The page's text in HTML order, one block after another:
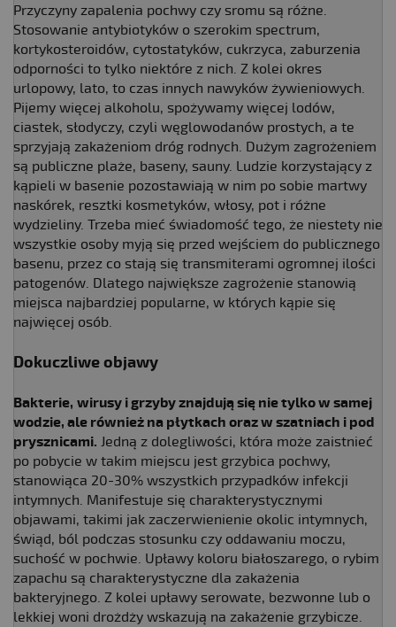
Przyczyny zapalenia pochwy czy sromu są różne.
Stosowanie antybiotyków o szerokim spectrum,
kortykosteroidów, cytostatyków, cukrzyca, zaburzenia
odporności to tylko niektóre z nich. Z kolei okres
urlopowy, lato, to czas innych nawyków żywieniowych.
Pijemy więcej alkoholu, spożywamy więcej lodów,
ciastek, słodyczy, czyli węglowodanów prostych, a te
sprzyjają zakażeniom dróg rodnych. Dużym zagrożeniem
są publiczne plaże, baseny, sauny. Ludzie korzystający z
kąpieli w basenie pozostawiają w nim po sobie martwy
naskórek, resztki kosmetyków, włosy, pot i różne
wydzieliny. Trzeba mieć świadomość tego, że niestety nie
wszystkie osoby myją się przed wejściem do publicznego
basenu, przez co stają się transmiterami ogromnej ilości
patogenów. Dlatego największe zagrożenie stanowią
miejsca najbardziej popularne, w których kąpie się
najwięcej osób.
Dokuczliwe objawy
Bakterie, wirusy i grzyby znajdują się nie tylko w samej
wodzie, ale również na płytkach oraz w szatniach i pod
prysznicami. Jedną z dolegliwości, która może zaistnieć
po pobycie w takim miejscu jest grzybica pochwy,
stanowiąca 20-30% wszystkich przypadków infekcji
intymnych. Manifestuje się charakterystycznymi
objawami, takimi jak zaczerwienienie okolic intymnych,
świąd, ból podczas stosunku czy oddawaniu moczu,
suchość w pochwie. Upławy koloru białoszarego, o rybim
zapachu są charakterystyczne dla zakażenia
bakteryjnego. Z kolei upławy serowate, bezwonne lub o
lekkiej woni drożdży wskazują na zakażenie grzybicze.